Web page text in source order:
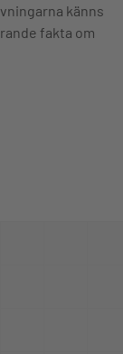
känns
fakta om